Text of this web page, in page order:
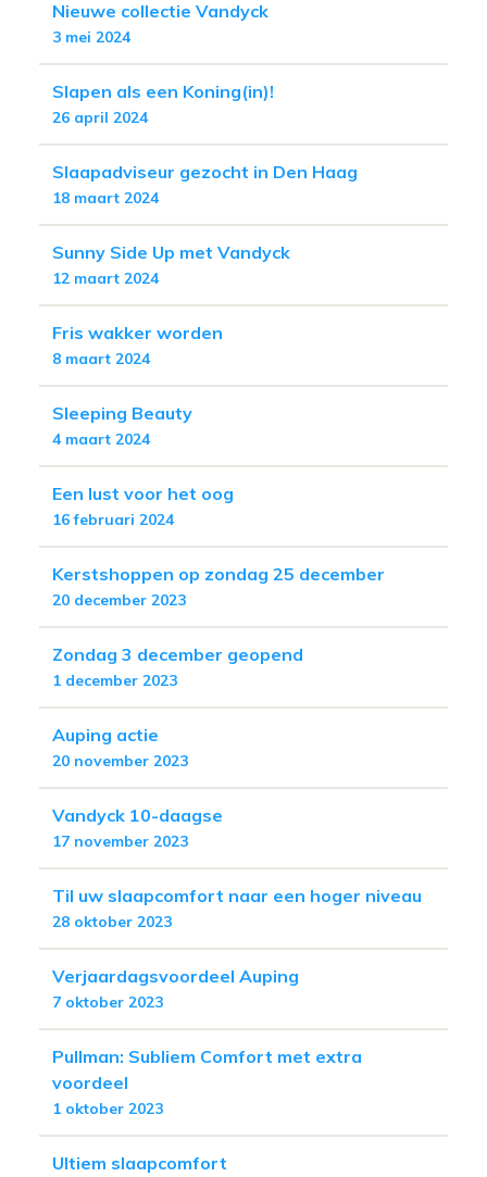
Nieuwe collectie Vandyck
3 mei 2024
Slapen als een Koning(in)!
26 april 2024
Slaapadviseur gezocht in Den Haag
18 maart 2024
Sunny Side Up met Vandyck
12 maart 2024
Fris wakker worden
8 maart 2024
Sleeping Beauty
4 maart 2024
Een lust voor het oog
16 februari 2024
Kerstshoppen op zondag 25 december
20 december 2023
Zondag 3 december geopend
1 december 2023
Auping actie
20 november 2023
Vandyck 10-daagse
17 november 2023
Til uw slaapcomfort naar een hoger niveau
28 oktober 2023
Verjaardagsvoordeel Auping
7 oktober 2023
Pullman: Subliem Comfort met extra
voordeel
1 oktober 2023
Ultiem slaapcomfort